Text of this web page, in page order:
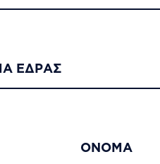
ΕΔΡΑΣ
ΟΝΟΜΑ